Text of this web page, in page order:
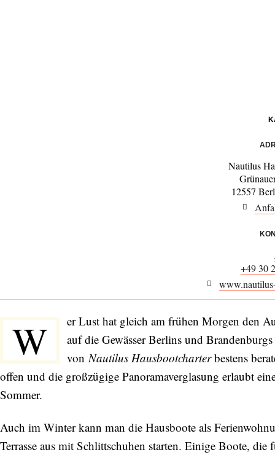
Nautilus
12557
+49 30
W
er Lust hat gleich am frühen Morgen den
auf die Gewässer Berlins und
von Nautilus Hausbootcharterbestens
offen und die großzügige Panoramaverglasung erlaubt
Sommer.
Auch im Winter kann man die Hausboote als
Terrasse aus mit Schlittschuhen starten. Einige Boote,